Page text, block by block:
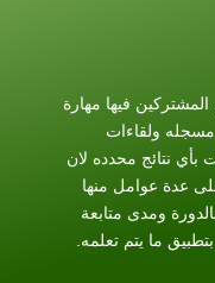
المشتركين فيها مهارة
مسجله ولقاءات
بأي نتائج محدده لان
عدة عوامل منها
ومدى متابعة
ما يتم تعلمه.